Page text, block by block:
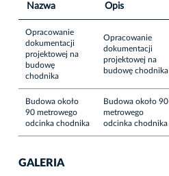
Nazwa Opis
Opracowanie
dokumentacji
projektowej na
budowę
chodnika
Opracowanie
dokumentacji
projektowej na
budowę chodnika
Budowa około
90 metrowego
odcinka chodnika
Budowa około 90
metrowego
odcinka chodnika
GALERIA